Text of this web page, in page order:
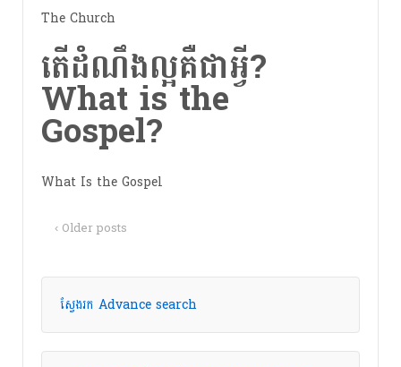
The Church
តើដំណឹងល្អគឺជាអ្វី?
What is the
Gospel?
What Is the Gospel
‹ Older posts
ស្វែងរក Advance search